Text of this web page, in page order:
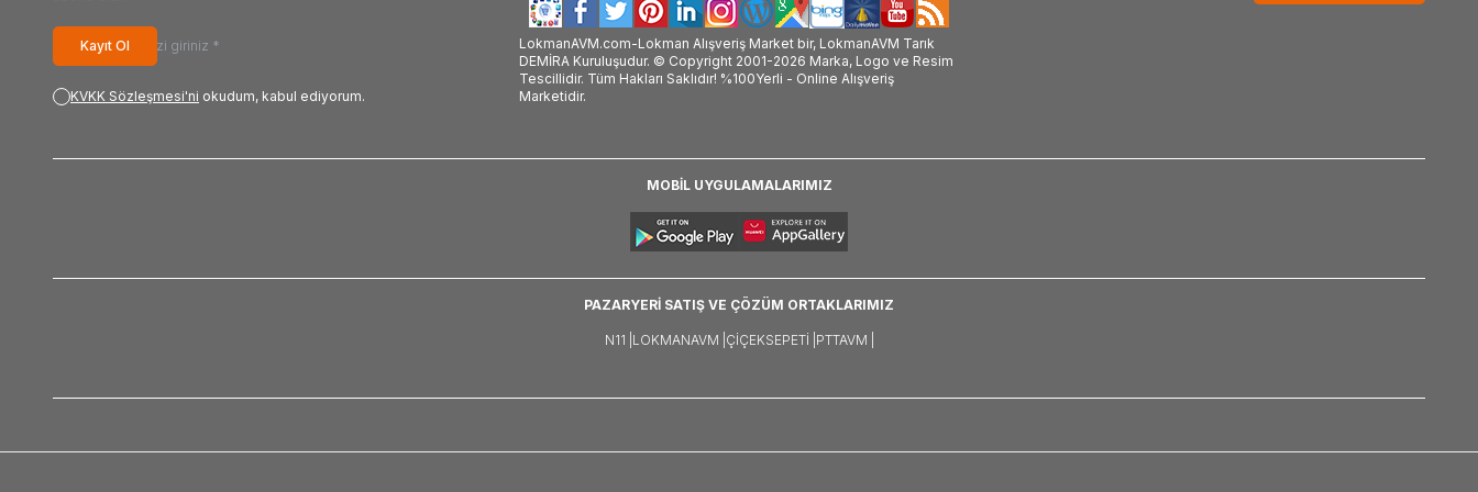
Kayıt Ol
KVKK Sözleşmesi'ni okudum, kabul ediyorum.
LokmanAVM.com-Lokman Alışveriş Market bir, LokmanAVM Tarık
DEMİRA Kuruluşudur. © Copyright 2001-2026 Marka, Logo ve Resim
Tescillidir. Tüm Hakları Saklıdır! %100Yerli - Online Alışveriş
Marketidir.
MOBİL UYGULAMALARIMIZ
PAZARYERİ SATIŞ VE ÇÖZÜM ORTAKLARIMIZ
N11 | LOKMANAVM | ÇIÇEKSEPETI | PTTAVM |